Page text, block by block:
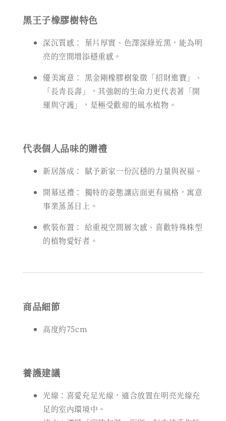
黑王子橡膠樹特色
深沉質感： 葉片厚實、色澤深綠近黑，能為明
亮的空間增添穩重感。
優美寓意： 黑金剛橡膠樹象徵「招財進寶」、
「長青長壽」，其強韌的生命力更代表著「開
運與守護」，是極受歡迎的風水植物。
代表個人品味的贈禮
新居落成： 賦予新家一份沉穩的力量與祝福。
開幕送禮： 獨特的姿態讓店面更有風格，寓意
事業蒸蒸日上。
軟裝布置： 給重視空間層次感、喜歡特殊株型
的植物愛好者。
商品細節
高度約75cm
養護建議
光線：喜愛充足光線，適合放置在明亮光線充
足的室內環境中。